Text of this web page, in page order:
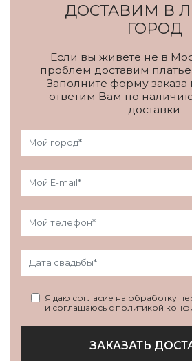
ДОСТАВИМ В
ГОРОД
Если вы живете не в
проблем доставим
Заполните форму заказа
ответим Вам по
доставки
Я даю согласие на обработку
и соглашаюсь с политикой
ЗАКАЗАТЬ